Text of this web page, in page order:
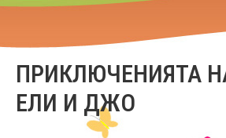
ПРИКЛЮЧЕНИЯТА
ЕЛИ И ДЖО